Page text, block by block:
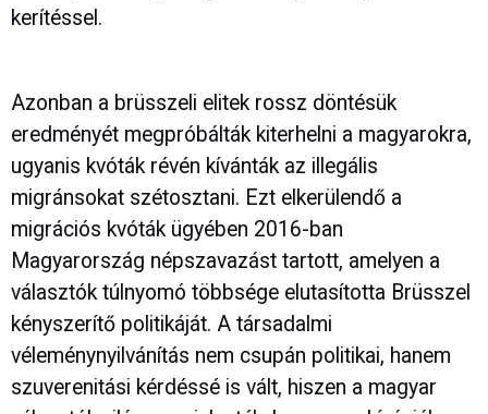
kerítéssel.
Azonban a brüsszeli elitek rossz döntésük
eredményét megpróbálták kiterhelni a magyarokra,
ugyanis kvóták révén kívánták az illegális
migránsokat szétosztani. Ezt elkerülendő a
migrációs kvóták ügyében 2016-ban
Magyarország népszavazást tartott, amelyen a
választók túlnyomó többsége elutasította Brüsszel
kényszerítő politikáját. A társadalmi
véleménynyilvánítás nem csupán politikai, hanem
szuverenitási kérdéssé is vált, hiszen a magyar